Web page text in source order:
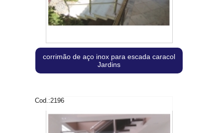
corrimão de aço inox para escada caracol
Jardins
Cod.:2196